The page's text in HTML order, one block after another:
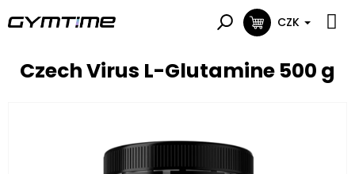
na
NÁKUPNÍ
CZK
Czech Virus L-Glutamine 500 g